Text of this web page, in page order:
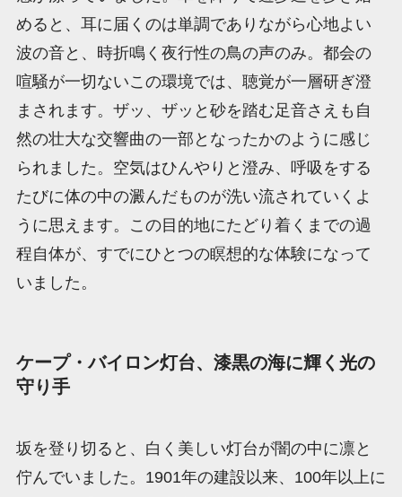
めると、耳に届くのは単調でありながら心地よい
波の音と、時折鳴く夜行性の鳥の声のみ。都会の
喧騒が一切ないこの環境では、聴覚が一層研ぎ澄
まされます。ザッ、ザッと砂を踏む足音さえも自
然の壮大な交響曲の一部となったかのように感じ
られました。空気はひんやりと澄み、呼吸をする
たびに体の中の澱んだものが洗い流されていくよ
うに思えます。この目的地にたどり着くまでの過
程自体が、すでにひとつの瞑想的な体験になって
いました。
ケープ・バイロン灯台、漆黒の海に輝く光の
守り手
坂を登り切ると、白く美しい灯台が闇の中に凛と
佇んでいました。1901年の建設以来、100年以上に